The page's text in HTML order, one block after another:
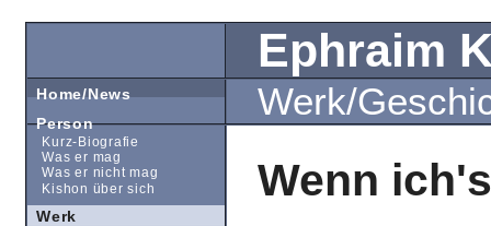
Ephraim
Werk/
Wenn
Home/News
Person
Kurz-Biografie
Was er mag
Was er nicht mag
Kishon über sich
Werk